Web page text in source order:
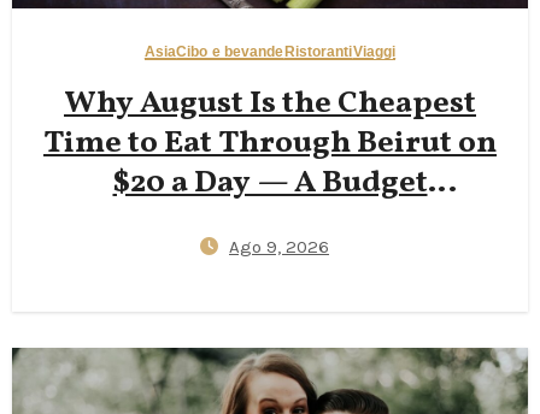
AsiaCibo e bevande RistorantiViaggi
Why August Is the Cheapest
Time to Eat Through Beirut on
$20 a Day — A Budget
to Hamra Street Eats, Corniche
Ago 9, 2026